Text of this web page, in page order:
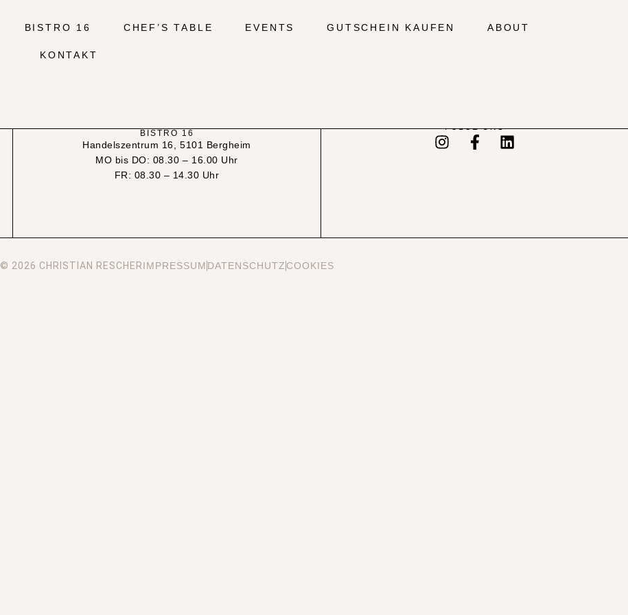
BISTRO 16 CHEF’S TABLE EVENTS GUTSCHEIN KAUFEN ABOUT
KONTAKT
BISTRO 16
Handelszentrum 16, 5101 Bergheim
MO bis DO: 08.30 – 16.00 Uhr
FR: 08.30 – 14.30 Uhr
FOLGE UNS
© 2026 CHRISTIAN RESCHERIMPRESSUM DATENSCHUTZ COOKIES